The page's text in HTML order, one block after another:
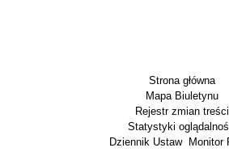
Strona główna
Mapa Biuletynu
Rejestr zmian treści
Statystyki
Dziennik Ustaw
Monitor